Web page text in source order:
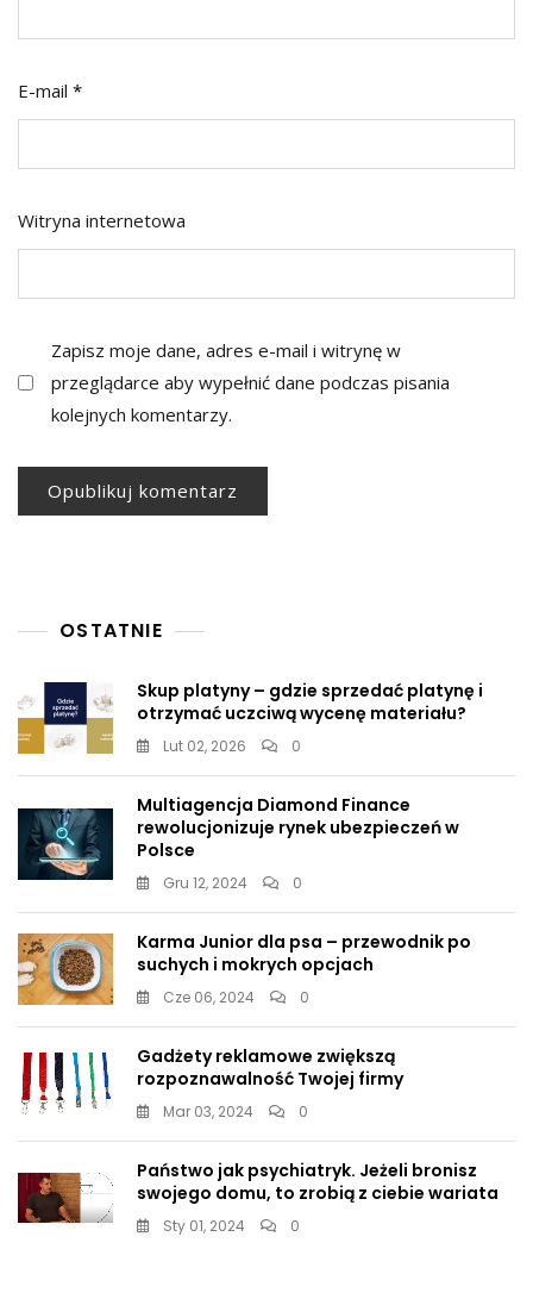
E-mail *
Witryna internetowa
Zapisz moje dane, adres e-mail i witrynę w
przeglądarce aby wypełnić dane podczas pisania
kolejnych komentarzy.
OSTATNIE
Skup platyny – gdzie sprzedać platynę i
otrzymać uczciwą wycenę materiału?
Lut 02, 2026 0
Multiagencja Diamond Finance
rewolucjonizuje rynek ubezpieczeń w
Polsce
Gru 12, 2024 0
Karma Junior dla psa – przewodnik po
suchych i mokrych opcjach
Cze 06, 2024 0
Gadżety reklamowe zwiększą
rozpoznawalność Twojej firmy
Mar 03, 2024 0
Państwo jak psychiatryk. Jeżeli bronisz
swojego domu, to zrobią z ciebie wariata
Sty 01, 2024 0